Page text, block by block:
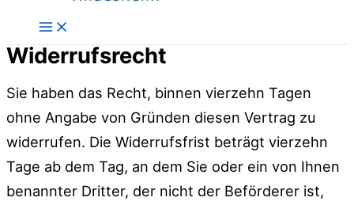
Widerrufsrecht
Sie haben das Recht, binnen vierzehn Tagen
ohne Angabe von Gründen diesen Vertrag zu
widerrufen. Die Widerrufsfrist beträgt vierzehn
Tage ab dem Tag, an dem Sie oder ein von Ihnen
benannter Dritter, der nicht der Beförderer ist,